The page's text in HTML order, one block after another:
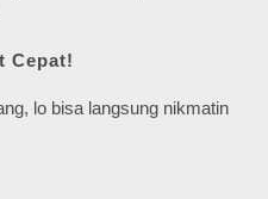
Cepat!
lo bisa langsung nikmatin